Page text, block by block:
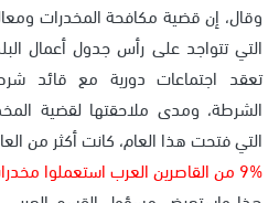
وقال، إن قضية مكافحة المخدرات
التي تتواجد على رأس جدول أعمال
تعقد اجتماعات دورية مع قائد
الشرطة، ومدى ملاحقتها لقضية
التي فتحت هذا العام، كانت أكثر من
9% من القاصرين العرب استعملوا مخدرات خطيرة